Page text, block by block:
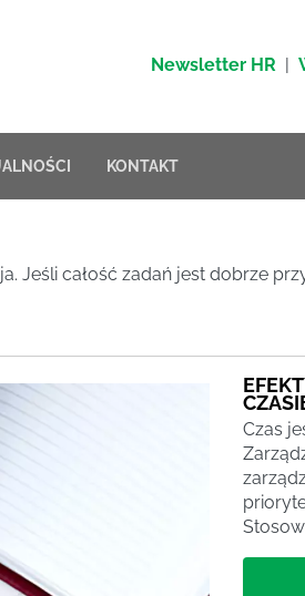
Newsletter HR |
KONTAKT
całość zadań jest dobrze
Czas